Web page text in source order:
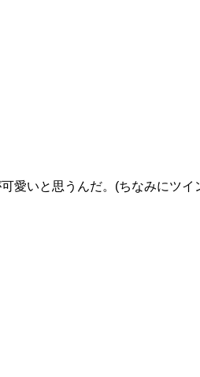
愛いと思うんだ。(ちなみにツ